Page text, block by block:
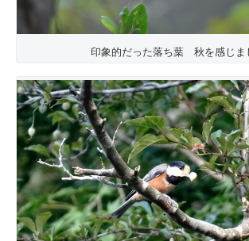
印象的だった落ち葉 秋を感じま